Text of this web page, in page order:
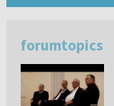
forumtopics